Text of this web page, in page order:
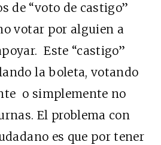
de “voto de castigo”
votar por alguien a
Este “castigo”
la boleta, votando
o simplemente no
El problema con
es que por tener